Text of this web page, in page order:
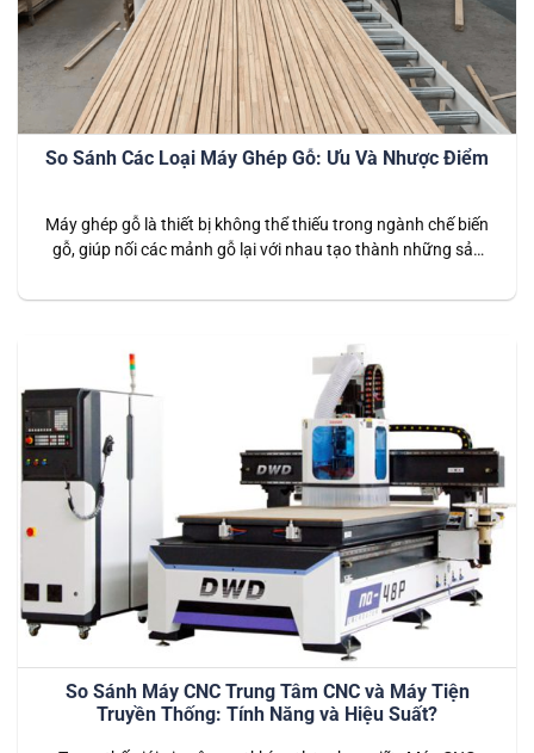
So Sánh Các Loại Máy Ghép Gỗ: Ưu Và Nhược Điểm
Máy ghép gỗ là thiết bị không thể thiếu trong ngành chế biến
gỗ, giúp nối các mảnh gỗ lại với nhau tạo thành những sản
có nhiều loại máy ghép gỗ, mỗi loại có cấu tạo, chức năng và
So Sánh Máy CNC Trung Tâm CNC và Máy Tiện
Truyền Thống: Tính Năng và Hiệu Suất?